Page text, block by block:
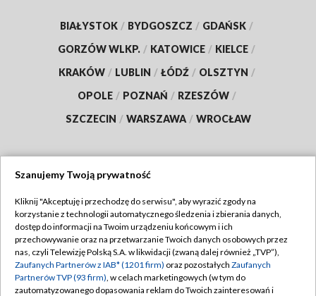
BIAŁYSTOK / BYDGOSZCZ / GDAŃSK /
GORZÓW WLKP. / KATOWICE / KIELCE /
KRAKÓW / LUBLIN / ŁÓDŹ / OLSZTYN /
OPOLE / POZNAŃ / RZESZÓW /
SZCZECIN / WARSZAWA / WROCŁAW
TVP
Abonament TVP
Emisja w TVP
Centrum informacji TVP
Regulamin TVP
Polityka prywatności
Moje zgody
Szanujemy Twoją prywatność
Kliknij "Akceptuję i przechodzę do serwisu", aby wyrazić zgody na
korzystanie z technologii automatycznego śledzenia i zbierania danych,
dostęp do informacji na Twoim urządzeniu końcowym i ich
przechowywanie oraz na przetwarzanie Twoich danych osobowych przez
nas, czyli Telewizję Polską S.A. w likwidacji (zwaną dalej również „TVP”),
Zaufanych Partnerów z IAB* (1201 firm) oraz pozostałych Zaufanych
Partnerów TVP (93 firm), w celach marketingowych (w tym do
zautomatyzowanego dopasowania reklam do Twoich zainteresowań i